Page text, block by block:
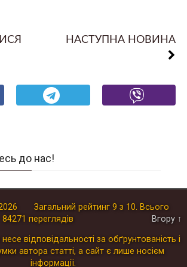
НАСТУПНА НОВИНА
Поділитися
Поділитися
до нас!
Загальний рейтинг 9 з 10. Всього
84271 переглядів Вгору ↑
відповідальності за обґрунтованість і
автора статті, а сайт є лише носієм
інформації.